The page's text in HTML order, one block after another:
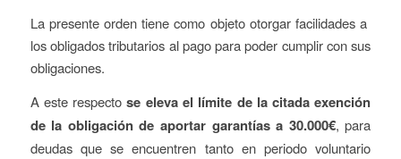
La presente orden tiene como objeto otorgar facilidades a
los obligados tributarios al pago para poder cumplir con sus
obligaciones.
A este respectose eleva el límite de la citada exención
de la obligación de aportar garantías a 30.000€, para
deudas que se encuentren tanto en periodo voluntario